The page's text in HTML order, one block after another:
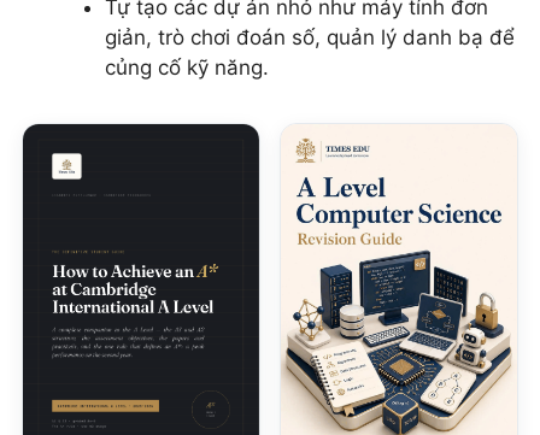
Tự tạo các dự án nhỏ như máy tính đơn
giản, trò chơi đoán số, quản lý danh bạ để
củng cố kỹ năng.